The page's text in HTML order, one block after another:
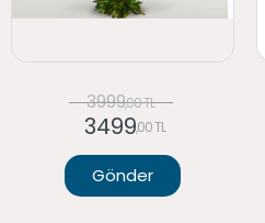
3999,00 TL
3499,00 TL
Gönder